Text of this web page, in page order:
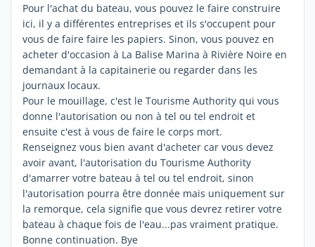
Pour l'achat du bateau, vous pouvez le faire construire
ici, il y a différentes entreprises et ils s'occupent pour
vous de faire faire les papiers. Sinon, vous pouvez en
acheter d'occasion à La Balise Marina à Rivière Noire en
demandant à la capitainerie ou regarder dans les
journaux locaux.
Pour le mouillage, c'est le Tourisme Authority qui vous
donne l'autorisation ou non à tel ou tel endroit et
ensuite c'est à vous de faire le corps mort.
Renseignez vous bien avant d'acheter car vous devez
avoir avant, l'autorisation du Tourisme Authority
d'amarrer votre bateau à tel ou tel endroit, sinon
l'autorisation pourra être donnée mais uniquement sur
la remorque, cela signifie que vous devrez retirer votre
bateau à chaque fois de l'eau...pas vraiment pratique.
Bonne continuation. Bye